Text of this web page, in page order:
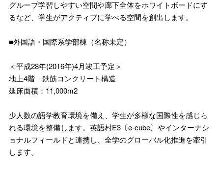
グループ学習しやすい空間や廊下全体をホワイトボードにす
るなど、学生がアクティブに学べる空間を創出します。
■外国語・国際系学部棟（名称未定）
＜平成28年(2016年)4月竣工予定＞
地上4階 鉄筋コンクリート構造
延床面積：11,000m2
少人数の語学教育環境を備え、学生が多様な国際性を感じら
れる環境を整備します。英語村E3〔e-cube〕やインターナシ
ョナルフィールドと連携し、全学のグローバル化推進を牽引
します。